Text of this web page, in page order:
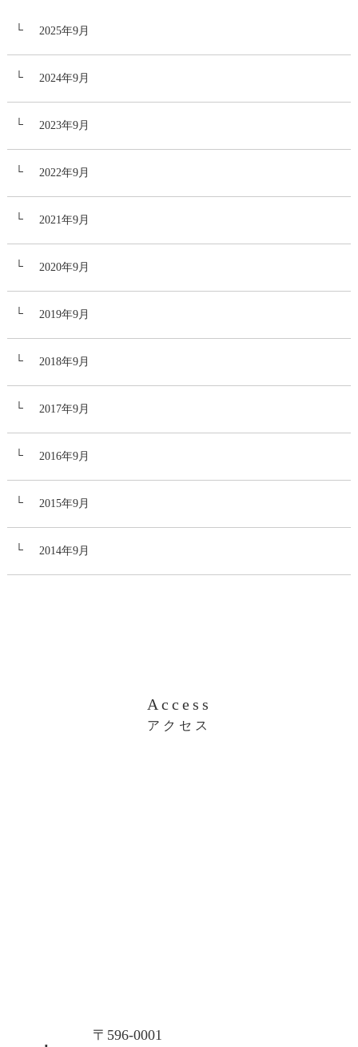
2025年9月
2024年9月
2023年9月
2022年9月
2021年9月
2020年9月
2019年9月
2018年9月
2017年9月
2016年9月
2015年9月
2014年9月
Access
アクセス
大阪本社 〒596-0001